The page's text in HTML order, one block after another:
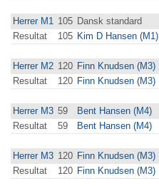
Herrer M1 105 Dansk standard
Resultat
105 Kim D Hansen (M1)
Herrer M2 120 Finn Knudsen (M3)
Resultat
120 Finn Knudsen (M3)
Herrer M3 59 Bent Hansen (M4)
Resultat
59 Bent Hansen (M4)
Herrer M3 120 Finn Knudsen (M3)
Resultat
120 Finn Knudsen (M3)